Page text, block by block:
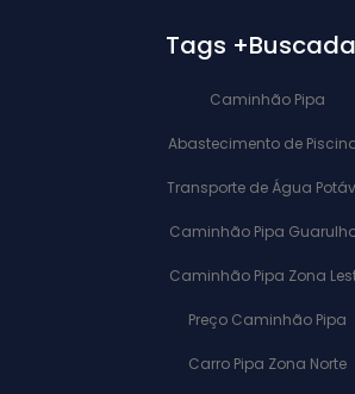
Tags
Caminhão Pipa
Abastecimento de
Transporte de Água
Caminhão Pipa
Caminhão Pipa Zona
Preço Caminhão Pipa
Carro Pipa Zona Norte